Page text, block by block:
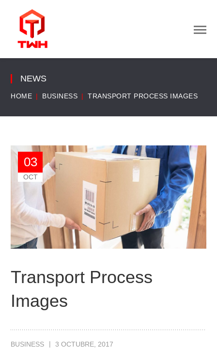
NEWS
HOME BUSINESS TRANSPORT PROCESS IMAGES
03
OCT
Transport Process
Images
BUSINESS 3 OCTUBRE, 2017